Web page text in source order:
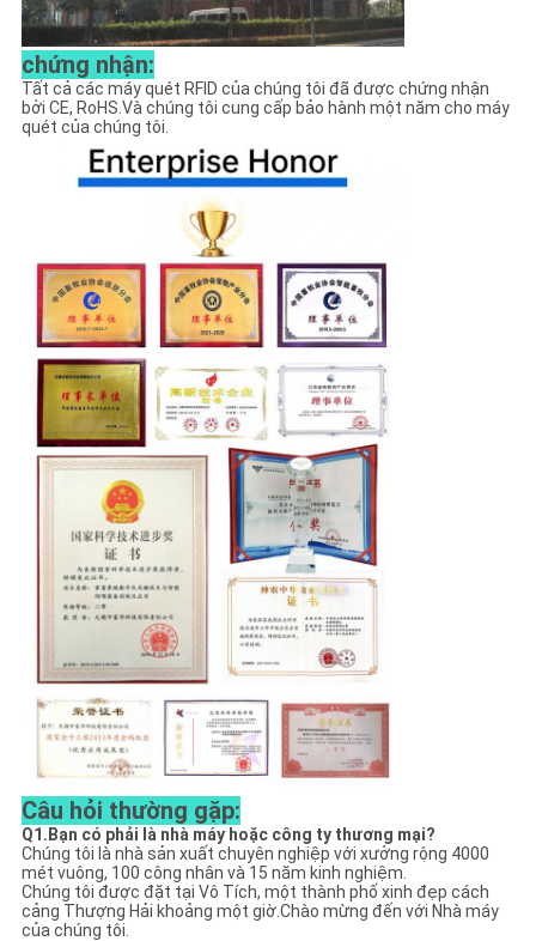
chứng nhận:
Tất cả các máy quét RFID của chúng tôi đã được chứng nhận
bởi CE, RoHS.Và chúng tôi cung cấp bảo hành một năm cho máy
quét của chúng tôi.
Câu hỏi thường gặp:
Q1.Bạn có phải là nhà máy hoặc công ty thương mại?
Chúng tôi là nhà sản xuất chuyên nghiệp với xưởng rộng 4000
mét vuông, 100 công nhân và 15 năm kinh nghiệm.
Chúng tôi được đặt tại Vô Tích, một thành phố xinh đẹp cách
cảng Thượng Hải khoảng một giờ.Chào mừng đến với Nhà máy
của chúng tôi.